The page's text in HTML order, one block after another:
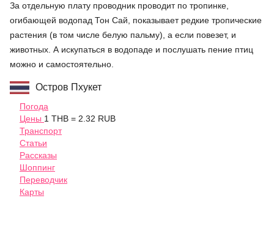
За отдельную плату проводник проводит по тропинке,
огибающей водопад Тон Сай, показывает редкие тропические
растения (в том числе белую пальму), а если повезет, и
животных. А искупаться в водопаде и послушать пение птиц
можно и самостоятельно.
Остров Пхукет
Погода
Цены 1 THB = 2.32 RUB
Транспорт
Статьи
Рассказы
Шоппинг
Переводчик
Карты